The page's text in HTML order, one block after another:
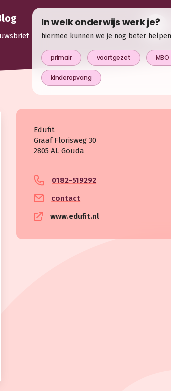
Edufit
Graaf Florisweg 30
2805 AL Gouda
0182-519292
contact
www.edufit.nl
In welk onderwijs werk je?
hiermee kunnen we je nog beter helpen
primair voortgezet MBO
kinderopvang